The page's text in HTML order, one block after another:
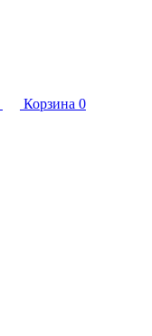
Корзина 0